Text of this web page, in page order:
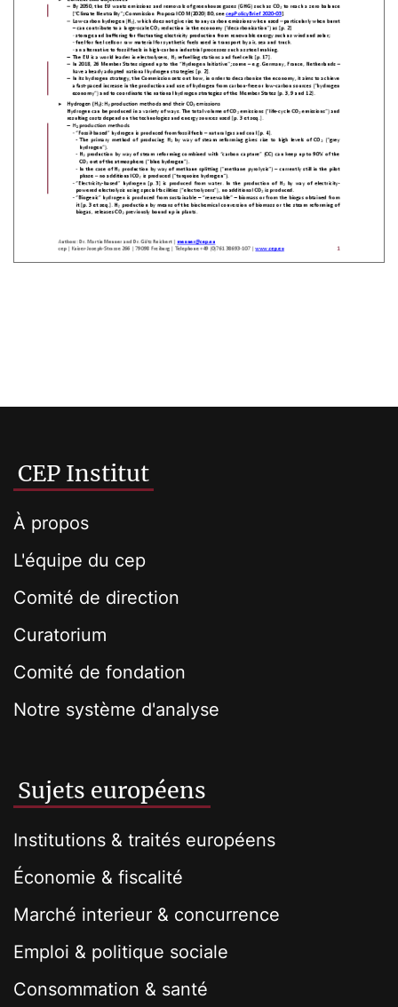
CEP Institut
À propos
L'équipe du cep
Comité de direction
Curatorium
Comité de fondation
Notre système d'analyse
Sujets européens
Institutions & traités européens
Économie & fiscalité
Marché interieur & concurrence
Emploi & politique sociale
Consommation & santé